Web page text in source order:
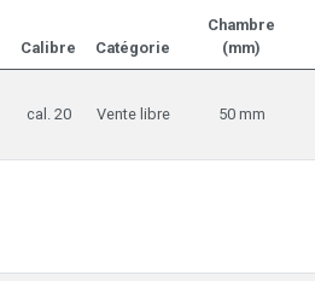
Calibre Catégorie
Chambre
(mm)
cal. 20 Vente libre 50 mm